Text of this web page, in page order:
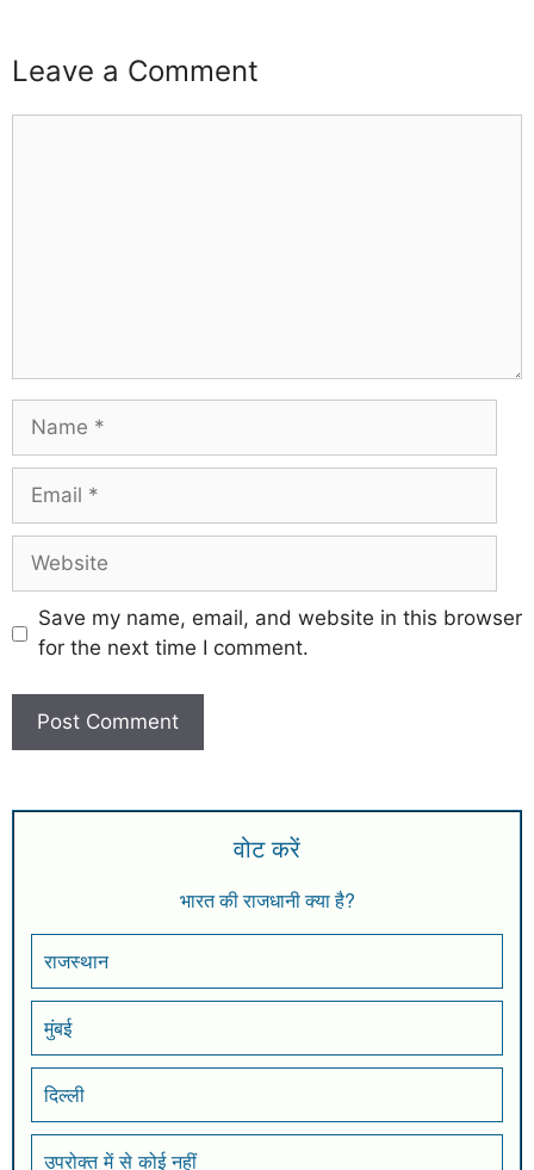
Leave a Comment
Save my name, email, and website in this browser
for the next time I comment.
वोट करें
भारत की राजधानी क्या है?
राजस्थान
मुंबई
दिल्ली
उपरोक्त में से कोई नहीं